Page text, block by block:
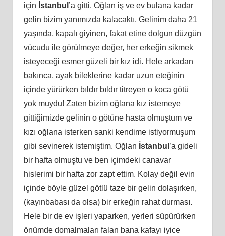
için İstanbul ’a gitti. Oğlan iş ve ev bulana kadar
gelin bizim yanımızda kalacaktı. Gelinim daha 21
yaşında, kapalı giyinen, fakat etine dolgun düzgün
vücudu ile görülmeye değer, her erkeğin sikmek
isteyeceği esmer güzeli bir kız idi. Hele arkadan
bakınca, ayak bileklerine kadar uzun eteğinin
içinde yürürken bıldır bıldır titreyen o koca götü
yok muydu! Zaten bizim oğlana kız istemeye
gittiğimizde gelinin o götüne hasta olmuştum ve
kızı oğlana isterken sanki kendime istiyormuşum
gibi sevinerek istemiştim. Oğlan İstanbul ’a gideli
bir hafta olmuştu ve ben içimdeki canavar
hislerimi bir hafta zor zapt ettim. Kolay değil evin
içinde böyle güzel götlü taze bir gelin dolaşırken,
(kayınbabası da olsa) bir erkeğin rahat durması.
Hele bir de ev işleri yaparken, yerleri süpürürken
önümde domalmaları falan bana kafayı iyice